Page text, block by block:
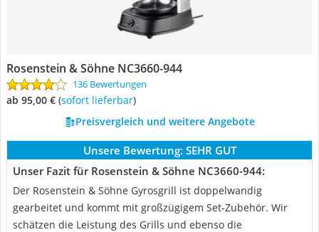
Rosenstein & Söhne NC3660-944
136 Bewertungen
ab 95,00 € ( Sofort lieferbar)
Preisvergleich und weitere Angebote
Unsere Bewertung: SEHR GUT
Unser Fazit für Rosenstein & Söhne NC3660-944:
Der Rosenstein & Söhne Gyrosgrill ist doppelwandig
gearbeitet und kommt mit großzügigem Set-Zubehör. Wir
schätzen die Leistung des Grills und ebenso die